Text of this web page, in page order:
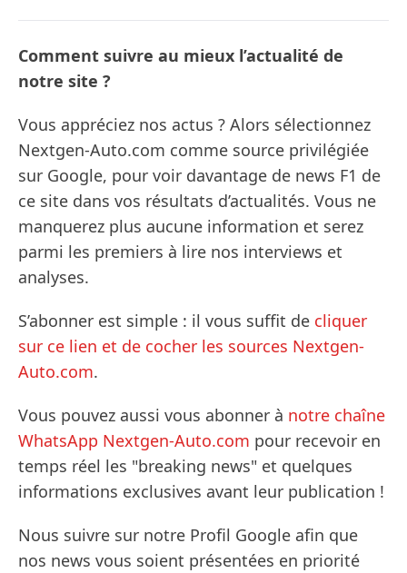
Comment suivre au mieux l’actualité de
notre site ?
Vous appréciez nos actus ? Alors sélectionnez
Nextgen-Auto.com comme source privilégiée
sur Google, pour voir davantage de news F1 de
ce site dans vos résultats d’actualités. Vous ne
manquerez plus aucune information et serez
parmi les premiers à lire nos interviews et
analyses.
S’abonner est simple : il vous suffit de cliquer
sur ce lien et de cocher les sources Nextgen-
Auto.com.
Vous pouvez aussi vous abonner à notre chaîne
WhatsApp Nextgen-Auto.com pour recevoir en
temps réel les "breaking news" et quelques
informations exclusives avant leur publication !
Nous suivre sur notre Profil Google afin que
nos news vous soient présentées en priorité